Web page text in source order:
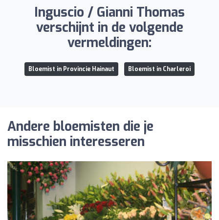
Inguscio / Gianni Thomas
verschijnt in de volgende
vermeldingen:
Bloemist in Provincie Hainaut Bloemist in Charleroi
Andere bloemisten die je
misschien interesseren